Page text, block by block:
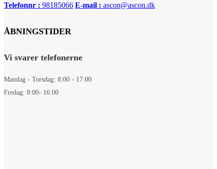
Telefonnr : 98185066 E-mail : ascon@ascon.dk
ÅBNINGSTIDER
Vi svarer telefonerne
Mandag - Torsdag: 8:00 - 17:00
Fredag: 8:00- 16:00